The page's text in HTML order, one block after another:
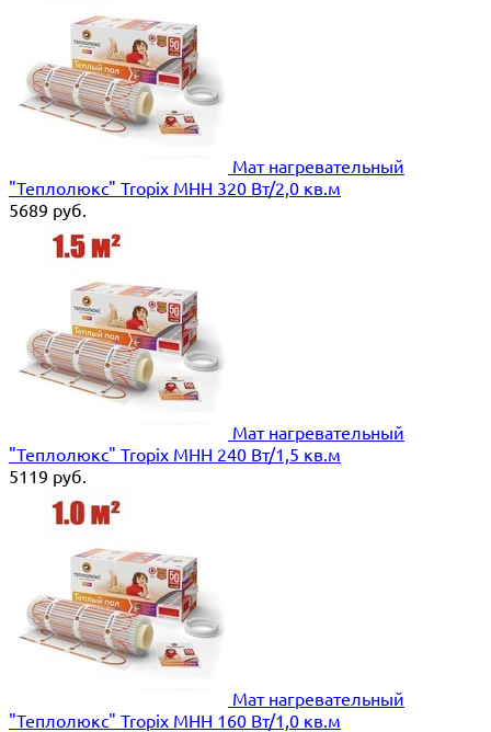
Мат нагревательный
"Теплолюкс" Tropix МНН 320 Вт/2,0 кв.м
5689 руб.
Мат нагревательный
"Теплолюкс" Tropix МНН 240 Вт/1,5 кв.м
5119 руб.
Мат нагревательный
"Теплолюкс" Tropix МНН 160 Вт/1,0 кв.м